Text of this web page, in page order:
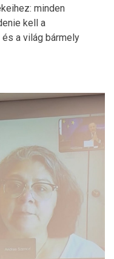
minden
kell a
a világ bármely